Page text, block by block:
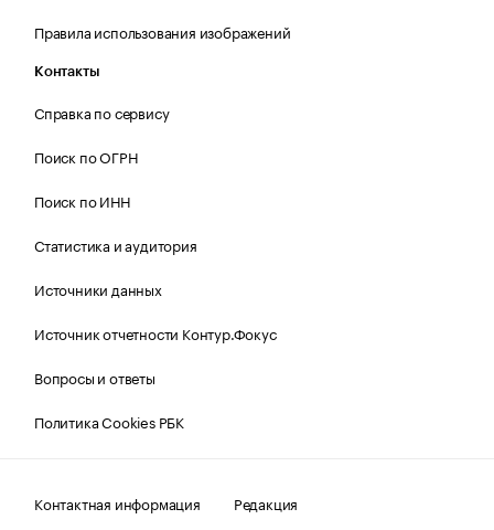
Правила использования изображений
Контакты
Справка по сервису
Поиск по ОГРН
Поиск по ИНН
Статистика и аудитория
Источники данных
Источник отчетности Контур.Фокус
Вопросы и ответы
Политика Cookies РБК
Контактная информация Редакция